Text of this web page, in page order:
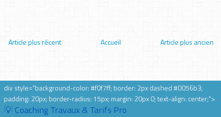
Article plus récent Article plus ancien
Accueil
div style="background-color: #f0f7ff; border: 2px dashed #0056b3;
padding: 20px; border-radius: 15px; margin: 20px 0; text-align: center;">
💡 Coaching Travaux & Tarifs Pro